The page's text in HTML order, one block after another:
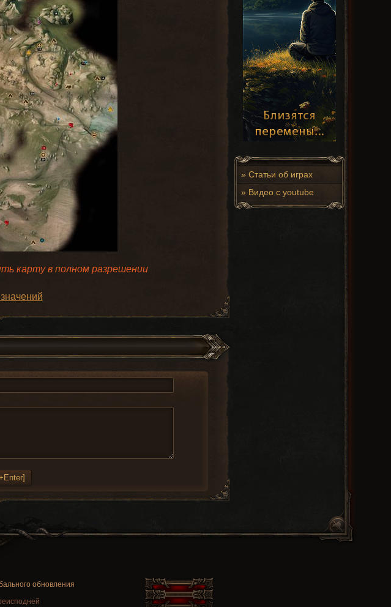
»Статьи об играх
» Видео с youtube
карту в полном разрешении
обновления